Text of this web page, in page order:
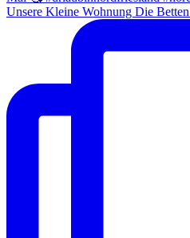
Unsere Kleine Wohnung Die